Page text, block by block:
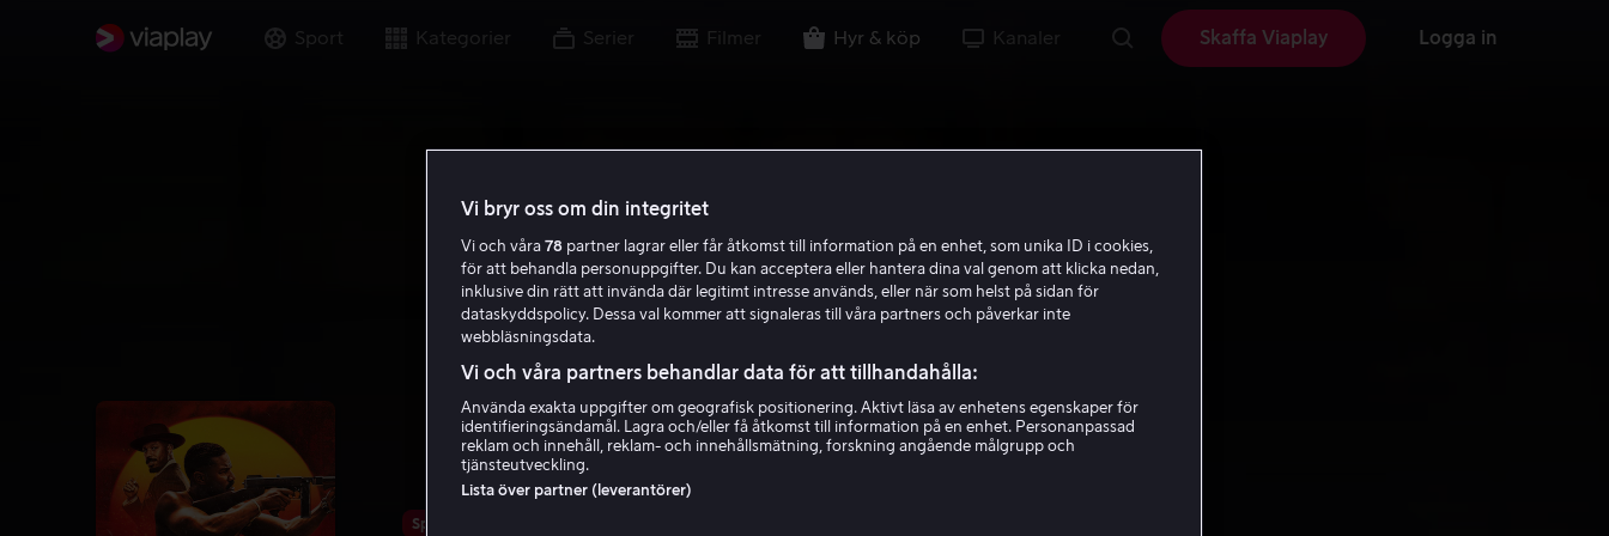
Sport Kategorier Serier Filmer Hyr & köp Kanaler Skaffa Viaplay Logga in
Spara 28%
Vi bryr oss om din integritet
Vi och våra 78 partner lagrar eller får åtkomst till information på en enhet, som unika ID i cookies,
för att behandla personuppgifter. Du kan acceptera eller hantera dina val genom att klicka nedan,
inklusive din rätt att invända där legitimt intresse används, eller när som helst på sidan för
dataskyddspolicy. Dessa val kommer att signaleras till våra partners och påverkar inte
webbläsningsdata.
Vi och våra partners behandlar data för att tillhandahålla:
Använda exakta uppgifter om geografisk positionering. Aktivt läsa av enhetens egenskaper för
identifieringsändamål. Lagra och/eller få åtkomst till information på en enhet. Personanpassad
reklam och innehåll, reklam- och innehållsmätning, forskning angående målgrupp och
tjänsteutveckling.
Lista över partner (leverantörer)